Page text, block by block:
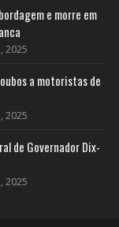
e morre em
2025
a motoristas de
2025
de Governador Dix-
2025